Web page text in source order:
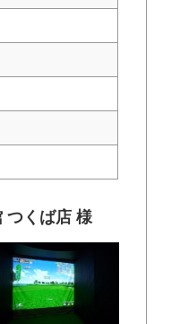
つくば店 様